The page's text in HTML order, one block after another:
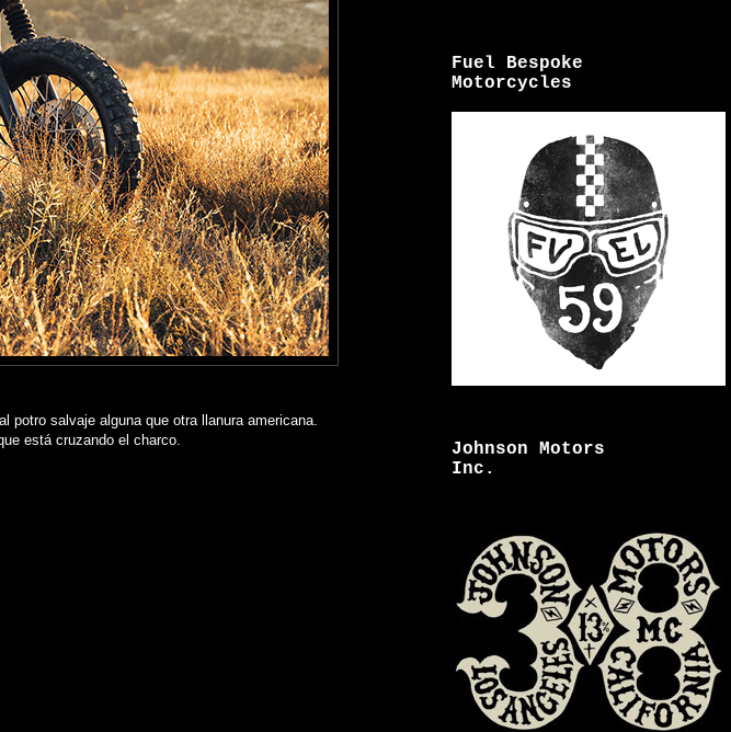
potro salvaje alguna que otra llanura americana.
está cruzando el charco.
Fuel Bespoke
Motorcycles
Johnson Motors
Inc.